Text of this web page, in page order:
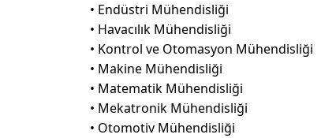
• Endüstri Mühendisliği
• Havacılık Mühendisliği
• Kontrol ve Otomasyon Mühendisliği
• Makine Mühendisliği
• Matematik Mühendisliği
• Mekatronik Mühendisliği
• Otomotiv Mühendisliği